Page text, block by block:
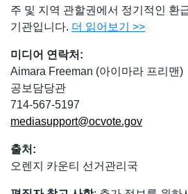
주 및 지역 관할권에서 정기적인 환
기관입니다. 더 읽어보기 >>
미디어 연락처 :
Aimara Freeman (아이마라 프리맨)
공보담당관
714-567-5197
mediasupport@ocvote.gov
출처 :
오렌지 카운티 선거관리국